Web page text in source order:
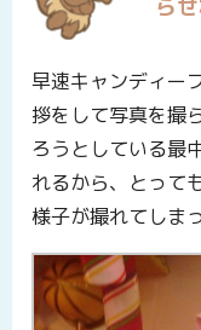
ら
早速キャンディー
拶をして写真を撮
ろうとしている最
れるから、とって
様子が撮れてしま